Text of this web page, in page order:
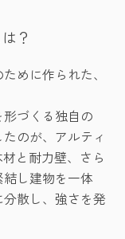
？
めに作られた、
づくる独自の
のが、アルティ
と耐力壁、さら
し建物を一体
散し、強さを発